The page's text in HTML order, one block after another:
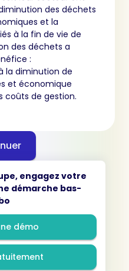
des déchets
et la
à la fin de vie de
des déchets a
:
la diminution de
et économique
coûts de gestion.
engagez votre
démarche bas-
démo